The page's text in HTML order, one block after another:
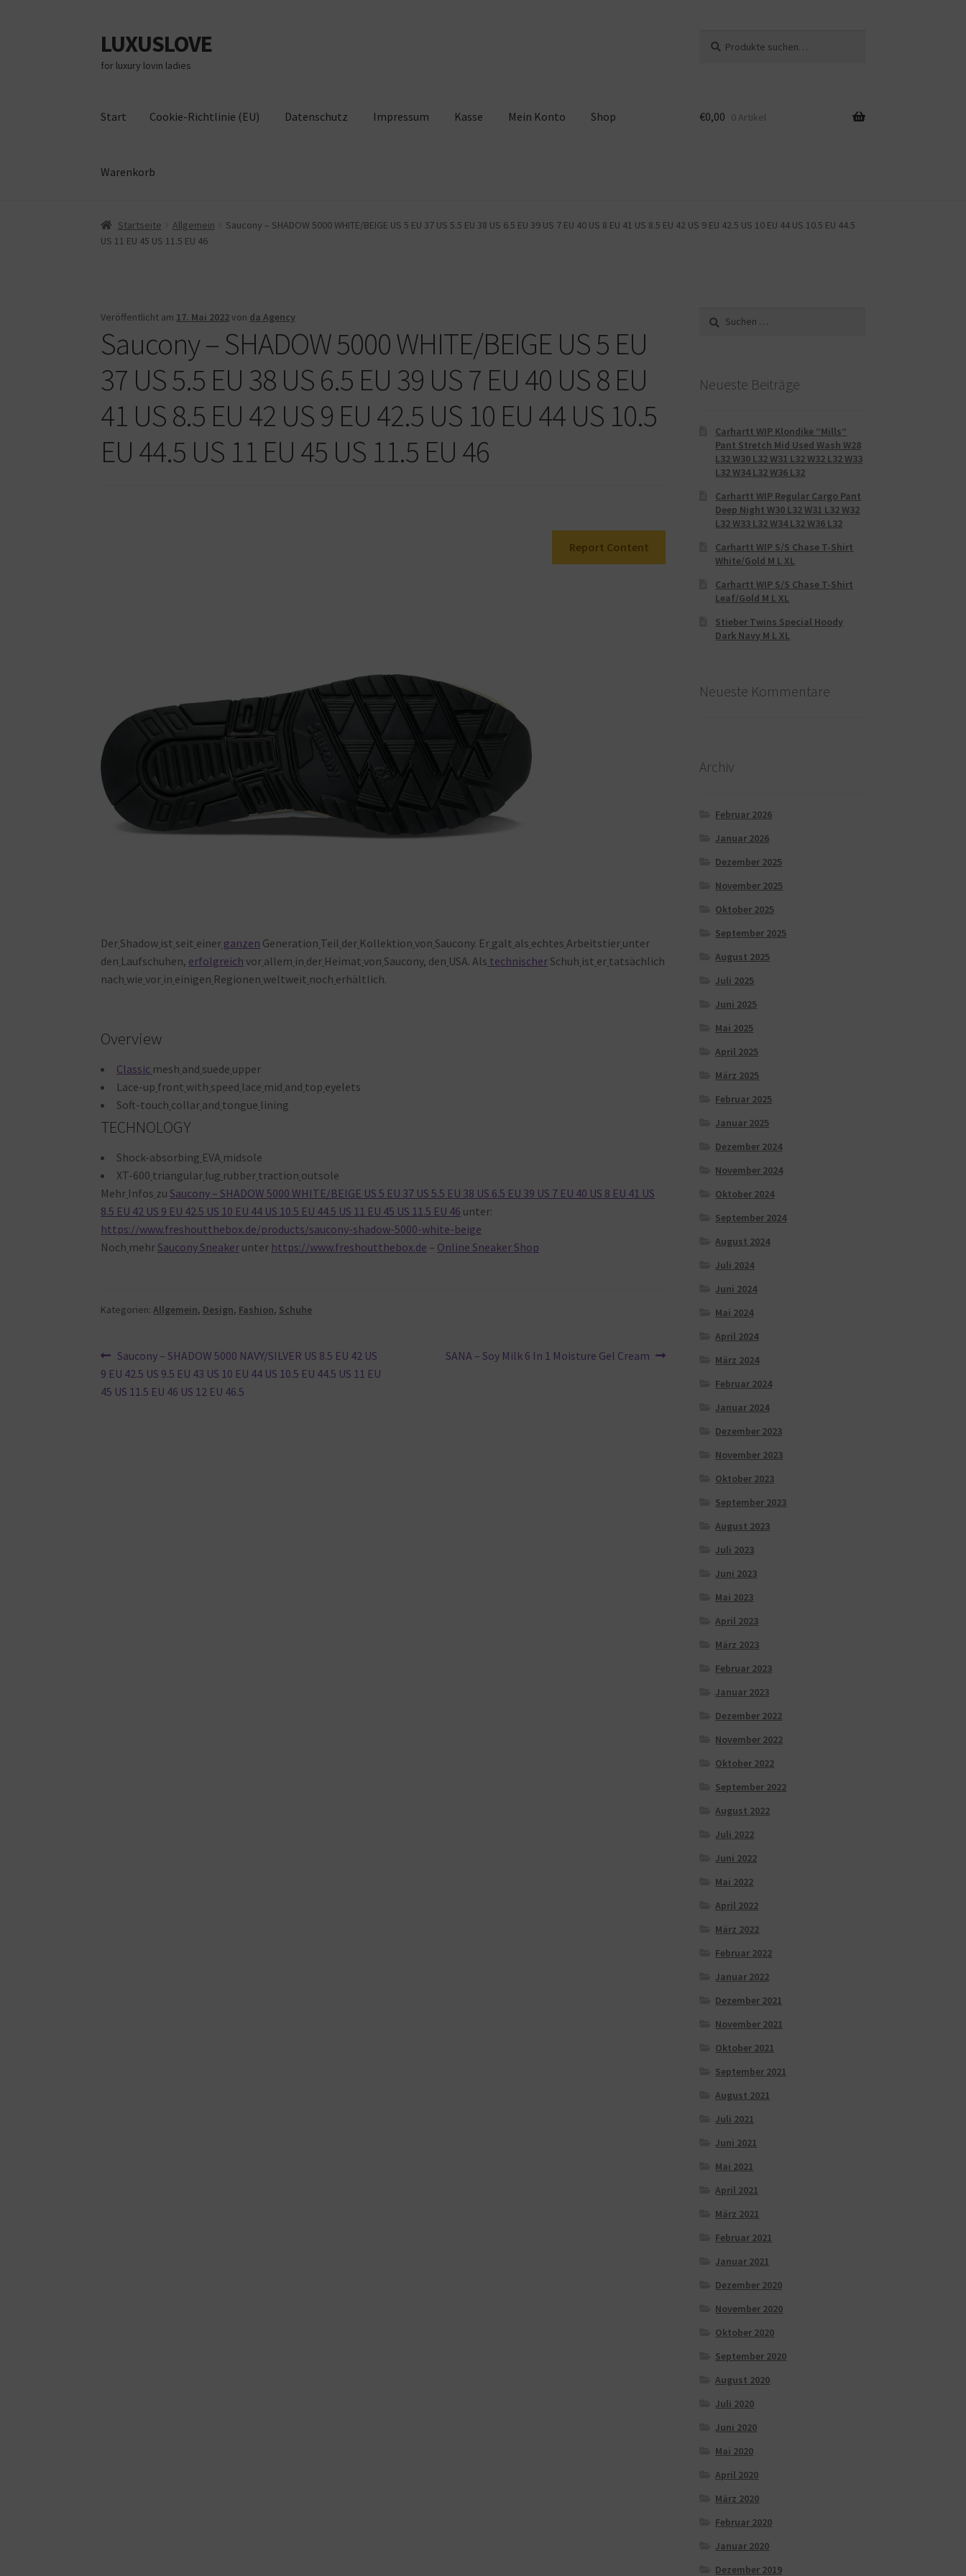
Zur
Navigation
springen
Zum
Inhalt
springen
LUXUSLOVE
for luxury lovin ladies
nach:
Start Cookie-Richtlinie (EU) Datenschutz Impressum Kasse Mein Konto Shop
Warenkorb
Start Cookie-Richtlinie (EU) Datenschutz Impressum Kasse Mein KontoShop Warenkorb
€0,00 0 Artikel
Startseite Allgemein
Saucony – SHADOW 5000 WHITE/BEIGE US 5 EU 37 US 5.5 EU 38 US 6.5 EU 39 US 7 EU 40 US 8 EU 41 US 8.5 EU 42 US 9 EU 42.5 US 10 EU 44 US 10.5 EU 44.5
US 11 EU 45 US 11.5 EU 46
Veröffentlicht am 17. Mai 2022von da Agency
Saucony – SHADOW 5000 WHITE/BEIGE US 5 EU
37 US 5.5 EU 38 US 6.5 EU 39 US 7 EU 40 US 8 EU
41 US 8.5 EU 42 US 9 EU 42.5 US 10 EU 44 US 10.5
EU 44.5 US 11 EU 45 US 11.5 EU 46
Report Content
Der Shadow ist seit einer ganzen Generation Teil der Kollektion von Saucony. Er galt als echtes Arbeitstier unter
den Laufschuhen, erfolgreich vor allem in der Heimat von Saucony, den USA. Als technischer Schuh ist er tatsächlich
nach wie vor in einigen Regionen weltweit noch erhältlich.
Overview
Classic mesh and suede upper
Lace-up front with speed lace mid and top eyelets
Soft-touch collar and tongue lining
TECHNOLOGY
Shock-absorbing EVA midsole
XT-600 triangular lug rubber traction outsole
Mehr Infos zuSaucony – SHADOW 5000 WHITE/BEIGE US 5 EU 37 US 5.5 EU 38 US 6.5 EU 39 US 7 EU 40 US 8 EU 41 US
8.5 EU 42 US 9 EU 42.5 US 10 EU 44 US 10.5 EU 44.5 US 11 EU 45 US 11.5 EU 46 unter:
https://www.freshoutthebox.de/products/saucony-shadow-5000-white-beige
Noch mehrSaucony Sneaker unter https://www.freshoutthebox.de – Online Sneaker Shop
Kategorien: Allgemein, Design, Fashion, Schuhe
Beitragsnavigation
Vorheriger
Beitrag:
Saucony – SHADOW 5000 NAVY/SILVER US 8.5 EU 42 US
9 EU 42.5 US 9.5 EU 43 US 10 EU 44 US 10.5 EU 44.5 US 11 EU
45 US 11.5 EU 46 US 12 EU 46.5
Nächster
SANA – Soy Milk 6 In 1 Moisture Gel Cream
nach:
Neueste Beiträge
Carhartt WIP Klondike “Mills“
Pant Stretch Mid Used Wash W28
L32 W30 L32 W31 L32 W32 L32 W33
L32 W34 L32 W36 L32
Carhartt WIP Regular Cargo Pant
Deep Night W30 L32 W31 L32 W32
L32 W33 L32 W34 L32 W36 L32
Carhartt WIP S/S Chase T-Shirt
White/Gold M L XL
Carhartt WIP S/S Chase T-Shirt
Leaf/Gold M L XL
Stieber Twins Special Hoody
Dark Navy M L XL
Neueste Kommentare
Archiv
Februar 2026
Januar 2026
Dezember 2025
November 2025
Oktober 2025
September 2025
August 2025
Juli 2025
Juni 2025
Mai 2025
April 2025
März 2025
Februar 2025
Januar 2025
Dezember 2024
November 2024
Oktober 2024
September 2024
August 2024
Juli 2024
Juni 2024
Mai 2024
April 2024
März 2024
Februar 2024
Januar 2024
Dezember 2023
November 2023
Oktober 2023
September 2023
August 2023
Juli 2023
Juni 2023
Mai 2023
April 2023
März 2023
Februar 2023
Januar 2023
Dezember 2022
November 2022
Oktober 2022
September 2022
August 2022
Juli 2022
Juni 2022
Mai 2022
April 2022
März 2022
Februar 2022
Januar 2022
Dezember 2021
November 2021
Oktober 2021
September 2021
August 2021
Juli 2021
Juni 2021
Mai 2021
April 2021
März 2021
Februar 2021
Januar 2021
Dezember 2020
November 2020
Oktober 2020
September 2020
August 2020
Juli 2020
Juni 2020
Mai 2020
April 2020
März 2020
Februar 2020
Januar 2020
Dezember 2019